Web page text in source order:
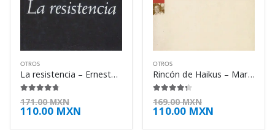
OTROS
La resistencia – Ernesto Sabato
4.63 de 5
171.00MXN
110.00 MXN
OTROS
Rincón de Haikus – Mario Benedetti
4.25 de 5
169.00MXN
110.00 MXN